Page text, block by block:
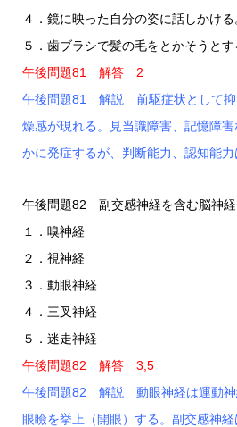
４．鏡に映った自分の姿に話しかける
５．歯ブラシで髪の毛をとかそうとす
午後問題81 解答 2
午後問題81 解説 前駆症状として抑
燥感が現れる。見当識障害、記憶障
かに発症するが、判断能力、認知能力
午後問題82 副交感神経を含む脳神経
１．嗅神経
２．視神経
３．動眼神経
４．三叉神経
５．迷走神経
午後問題82 解答 3,5
午後問題82 解説 動眼神経は運動神
眼瞼を挙上（開眼）する。副交感神